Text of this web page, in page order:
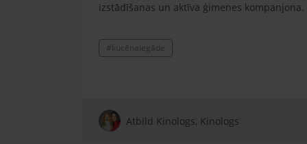
izstādīšanas un aktīva ģimenes kompanjona.
#kucēnaiegāde
Atbild Kinologs, Kinologs